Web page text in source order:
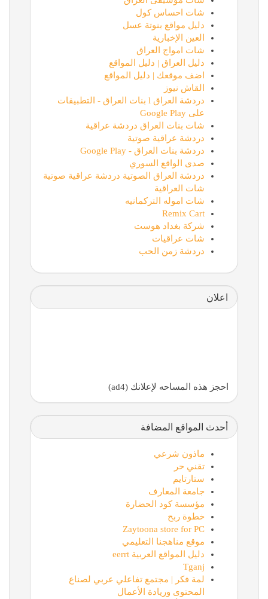
شات احساس كول
دليل مواقع بنوتة عسل
العين الإخبارية
شات امواج العراق
دليل العراق | دليل المواقع
اضف موقعك | دليل المواقع
القاش نيوز
دردشة العراق l بنات العراق - التطبيقات
على Google Play
شات بنات العراق دردشة عراقية
دردشة عراقية صوتية
دردشة بنات العراق - Google Play
صدى الواقع السوري
دردشة العراق الصوتية دردشة عراقية صوتية
شات العراقية
شات اموله التركمانيه
Remix Cart
شركة بغداد هوست
شات عراقيات
دردشة زمن الحب
اعلان
احجز هذه المساحه لإعلانك (ad4)
أحدث المواقع المضافة
ماذون شرعي
تقني حر
ستارتايم
جامعة المعارف
مؤسسة كود الحضارة
خطوة ربح
Zaytoona store for PC
موقع مناهجنا التعليمي
دليل المواقع العربية eerrt
Tganj
لمة فكر | مجتمع تفاعلي عربي لصناع
المحتوى وريادة الأعمال